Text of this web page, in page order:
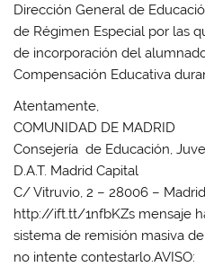
Dirección General de
de Régimen Especial por las
de incorporación del
Compensación Educativa
Atentamente,
COMUNIDAD DE MADRID
Consejería de Educación,
D.A.T. Madrid Capital
C/ Vitruvio, 2 – 28006 – Madrid
http://ift.tt/1nfbKZs mensaje
sistema de remisión masiva
no intente contestarlo.AVISO: